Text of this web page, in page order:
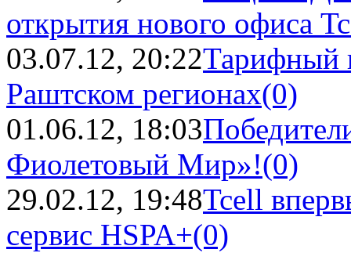
открытия нового офиса
03.07.12, 20:22Тарифный
Раштском регионах(0)
01.06.12, 18:03
Фиолетовый Мир»!(0)
29.02.12, 19:48Tcell
сервис HSPA+(0)